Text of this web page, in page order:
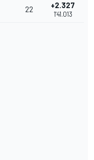
22 +2.327
1'41.013